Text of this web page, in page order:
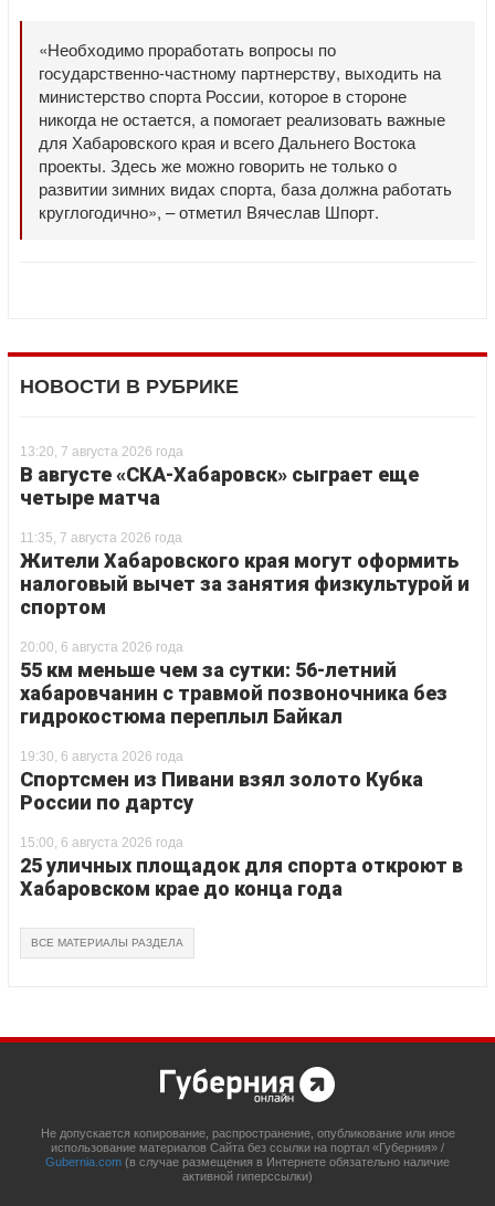
«Необходимо проработать вопросы по
государственно-частному партнерству, выходить на
министерство спорта России, которое в стороне
никогда не остается, а помогает реализовать важные
для Хабаровского края и всего Дальнего Востока
проекты. Здесь же можно говорить не только о
развитии зимних видах спорта, база должна работать
круглогодично», – отметил Вячеслав Шпорт.
НОВОСТИ В РУБРИКЕ
13:20, 7 августа 2026 года
В августе «СКА-Хабаровск» сыграет еще
четыре матча
11:35, 7 августа 2026 года
Жители Хабаровского края могут оформить
налоговый вычет за занятия физкультурой и
спортом
20:00, 6 августа 2026 года
55 км меньше чем за сутки: 56-летний
хабаровчанин с травмой позвоночника без
гидрокостюма переплыл Байкал
19:30, 6 августа 2026 года
Спортсмен из Пивани взял золото Кубка
России по дартсу
15:00, 6 августа 2026 года
25 уличных площадок для спорта откроют в
Хабаровском крае до конца года
ВСЕ МАТЕРИАЛЫ РАЗДЕЛА
Не допускается копирование, распространение, опубликование или иное
использование материалов Сайта без ссылки на портал «Губерния» /
Gubernia.com (в случае размещения в Интернете обязательно наличие
активной гиперссылки)